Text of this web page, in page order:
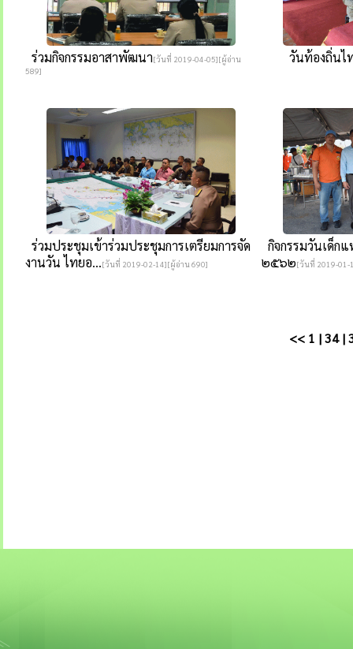
ร่วมกิจกรรมอาสาพัฒนา[วันที่ 2019-04-05][ผู้อ่าน
589]
วันท้องถิ่นไ
ร่วมประชุมเข้าร่วมประชุมการเตรียมการจัด
งานวัน ไทยอ...[วันที่ 2019-02-14][ผู้อ่าน 690]
กิจกรรมวันเด็ก
๒๕๖๒[วันที่ 2019-01-
<< 1 |34|